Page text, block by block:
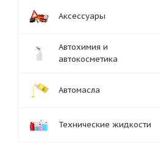
Аксессуары
Автохимия и
автокосметика
Автомасла
Технические жидкости